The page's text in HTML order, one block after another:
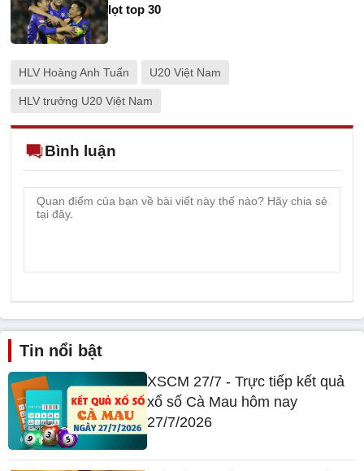
lọt top 30
HLV Hoàng Anh Tuấn U20 Việt Nam
HLV trưởng U20 Việt Nam
Bình luận
Tin nổi bật
XSCM 27/7 - Trực tiếp kết quả
xổ số Cà Mau hôm nay
27/7/2026